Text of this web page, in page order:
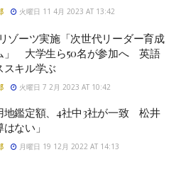
火曜日 11 4月 2023 AT 13:42
ゾーツ実施「次世代リーダー育成
」 大学生ら50名が参加へ 英語
スキル学ぶ
火曜日 7 2月 2023 AT 10:42
地鑑定額、4社中3社が一致 松井
ない」
月曜日 19 12月 2022 AT 14:13